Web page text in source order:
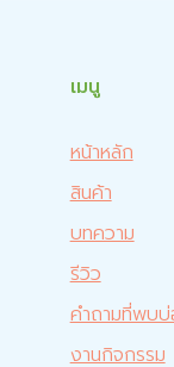
เมนู
หน้าหลัก
สินค้า
บทความ
รีวิว
คำถามที่พบ
งานกิจกรรม